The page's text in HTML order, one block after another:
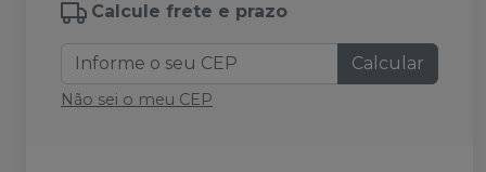
Calcule frete e prazo
Calcular
Não sei o meu CEP